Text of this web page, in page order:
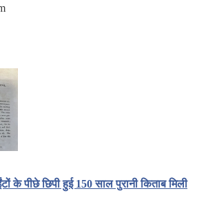
के पीछे छिपी हुई 150 साल पुरानी किताब मिली